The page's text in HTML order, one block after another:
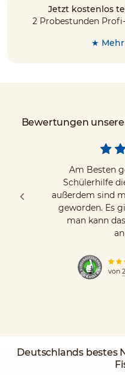
Jetzt kostenlos
2 Probestunden
★
Bewertungen
Am Besten
Schülerhilfe
außerdem sind
geworden. Es
man kann
von
Deutschlands bestes